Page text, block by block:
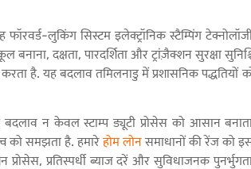
फॉरवर्ड-लुकिंग सिस्टम इलेक्ट्रॉनिक स्टैम्पिंग
दक्षता, पारदर्शिता और ट्रांज़ैक्शन सुरक्षा
है. यह बदलाव तमिलनाडु में प्रशासनिक
न केवल स्टाम्प ड्यूटी प्रोसेस को आसान
को समझता है. हमारेहोम लोनसमाधानों की रेंज को
प्रतिस्पर्धी ब्याज दरें और सुविधाजनक